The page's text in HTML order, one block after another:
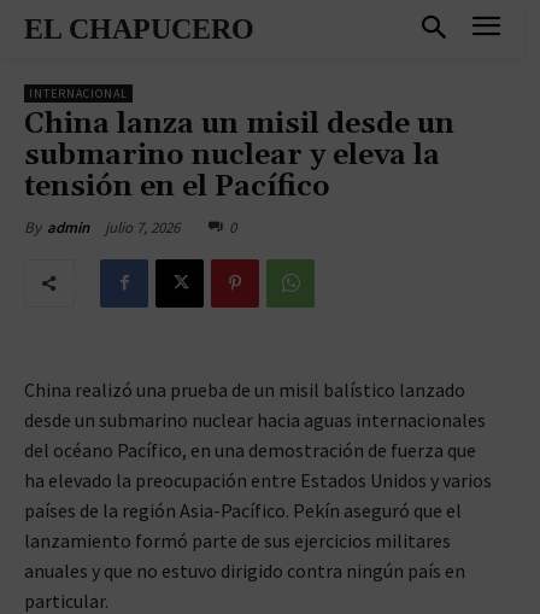
EL CHAPUCERO
INTERNACIONAL
China lanza un misil desde un
submarino nuclear y eleva la
tensión en el Pacífico
By admin julio 7, 2026 0
China realizó una prueba de un misil balístico lanzado
desde un submarino nuclear hacia aguas internacionales
del océano Pacífico, en una demostración de fuerza que
ha elevado la preocupación entre Estados Unidos y varios
países de la región Asia-Pacífico. Pekín aseguró que el
lanzamiento formó parte de sus ejercicios militares
anuales y que no estuvo dirigido contra ningún país en
particular.